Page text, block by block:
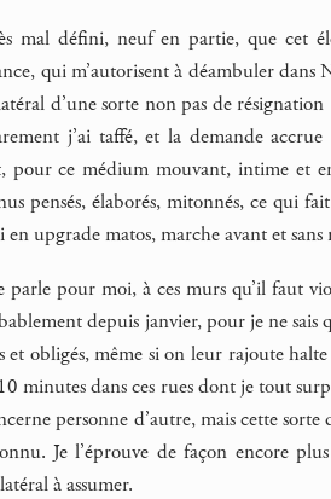
mal défini, neuf en partie, que cet
qui m’autorisent à déambuler
d’une sorte non pas de
j’ai taffé, et la demande
pour ce médium mouvant, intime et
pensés, élaborés, mitonnés, ce qui
upgrade matos, marche avant et sans
pour moi, à ces murs qu’il faut
depuis janvier, pour je ne sais
et obligés, même si on leur rajoute
minutes dans ces rues dont je tout
personne d’autre, mais cette
Je l’éprouve de façon encore
à assumer.